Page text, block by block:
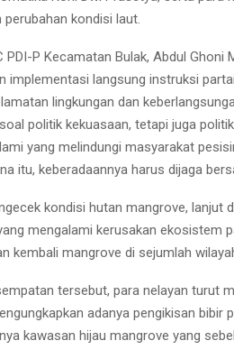
perubahan kondisi laut.
PDI-P Kecamatan Bulak, Abdul Ghoni
implementasi langsung instruksi
lingkungan dan
politik kekuasaan, tetapi juga
yang melindungi masyarakat
itu, keberadaannya harus dijaga
kondisi hutan mangrove, lanjut
mengalami kerusakan ekosistem
kembali mangrove di sejumlah
tersebut, para nelayan turut
adanya pengikisan bibir
kawasan hijau mangrove yang